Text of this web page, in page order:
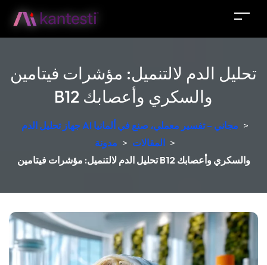
تحليل الدم لالتنميل: مؤشرات فيتامين
B12 والسكري وأعصابك
جهاز تحليل الدم AI مجاني – تفسير معملي، صنع في ألمانيا >
مدونة > المقالات >
تحليل الدم لالتنميل: مؤشرات فيتامين B12 والسكري وأعصابك